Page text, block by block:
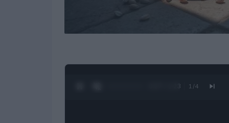
0:28 / 1:23 1 /4